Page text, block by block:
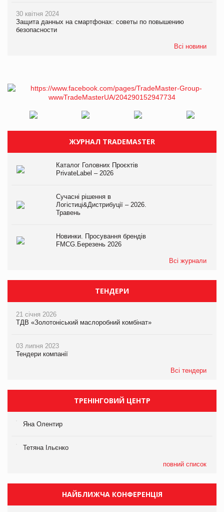
30 квітня 2024
Защита данных на смартфонах: советы по повышению
безопасности
Всі новини
ЖУРНАЛ TRADEMASTER
Каталог Головних Проєктів
PrivateLabel – 2026
Сучасні рішення в
Логістиці&Дистрибуції – 2026.
Травень
Новинки. Просування брендів
FMCG.Березень 2026
Всі журнали
ТЕНДЕРИ
21 січня 2026
ТДВ «Золотоніський маслоробний комбінат»
03 липня 2023
Тендери компанії
Всі тендери
ТРЕНІНГОВИЙ ЦЕНТР
Яна Олентир
Тетяна Ільєнко
повний список
НАЙБЛИЖЧА КОНФЕРЕНЦІЯ